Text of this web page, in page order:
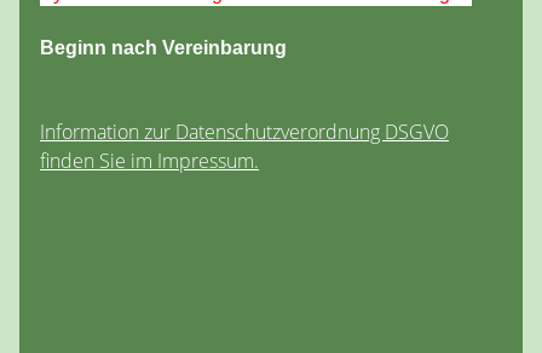
Beginn nach Vereinbarung
Information zur Datenschutzverordnung DSGVO
finden Sie im Impressum.